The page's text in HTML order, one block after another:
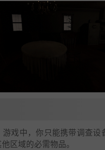
游戏中，你只能携带调查设
区域的必需物品。